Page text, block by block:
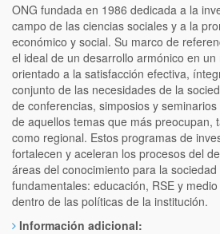
ONG fundada en 1986 dedicada a la
campo de las ciencias sociales y a la
económico y social. Su marco de
el ideal de un desarrollo armónico en
orientado a la satisfacción efectiva,
conjunto de las necesidades de la
de conferencias, simposios y
de aquellos temas que más preocupan,
como regional. Estos programas de
fortalecen y aceleran los procesos del
áreas del conocimiento para la
fundamentales: educación, RSE y
dentro de las políticas de la institución.
Información adicional: